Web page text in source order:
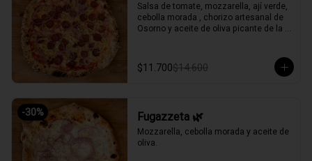
Salsa de tomate, mozzarella, ají verde,
cebolla morada , chorizo artesanal de
Osorno y aceite de oliva picante de la
$11.700$14.600
-30% Fugazzeta 🌿
Mozzarella, cebolla morada y aceite de
oliva.